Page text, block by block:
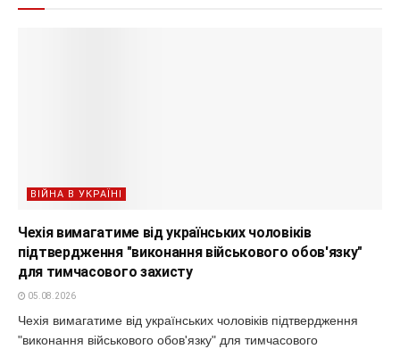
ВІЙНА В УКРАЇНІ
Чехія вимагатиме від українських чоловіків
підтвердження "виконання військового обов'язку"
для тимчасового захисту
05.08.2026
Чехія вимагатиме від українських чоловіків підтвердження
"виконання військового обов'язку" для тимчасового